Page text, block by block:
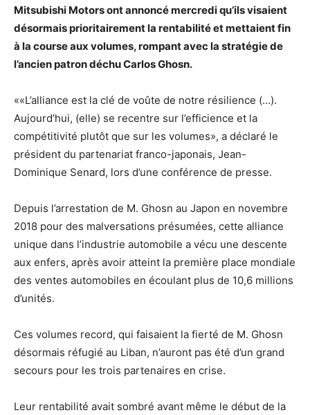
Mitsubishi Motors ont annoncé mercredi qu’ils visaient
désormais prioritairement la rentabilité et mettaient fin
à la course aux volumes, rompant avec la stratégie de
l’ancien patron déchu Carlos Ghosn.
««L’alliance est la clé de voûte de notre résilience (…).
Aujourd’hui, (elle) se recentre sur l’efficience et la
compétitivité plutôt que sur les volumes», a déclaré le
président du partenariat franco-japonais, Jean-
Dominique Senard, lors d’une conférence de presse.
Depuis l’arrestation de M. Ghosn au Japon en novembre
2018 pour des malversations présumées, cette alliance
unique dans l’industrie automobile a vécu une descente
aux enfers, après avoir atteint la première place mondiale
des ventes automobiles en écoulant plus de 10,6 millions
d’unités.
Ces volumes record, qui faisaient la fierté de M. Ghosn
désormais réfugié au Liban, n’auront pas été d’un grand
secours pour les trois partenaires en crise.
Leur rentabilité avait sombré avant même le début de la